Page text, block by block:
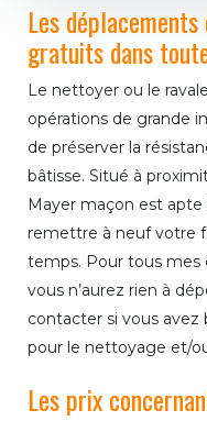
Les
gratuits dans
Le nettoyer ou le
opérations de grande
de préserver la
bâtisse. Situé à
Mayer maçon est
remettre à neuf votre
temps. Pour tous mes
vous n’aurez rien à
contacter si vous avez
pour le nettoyage et/
Les prix